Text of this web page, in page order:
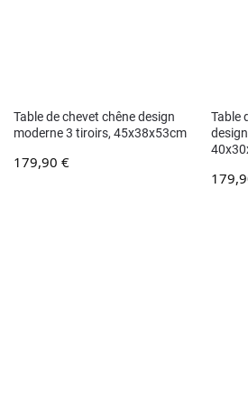
Table de chevet chêne design
moderne 3 tiroirs, 45x38x53cm
179,90 €
Table